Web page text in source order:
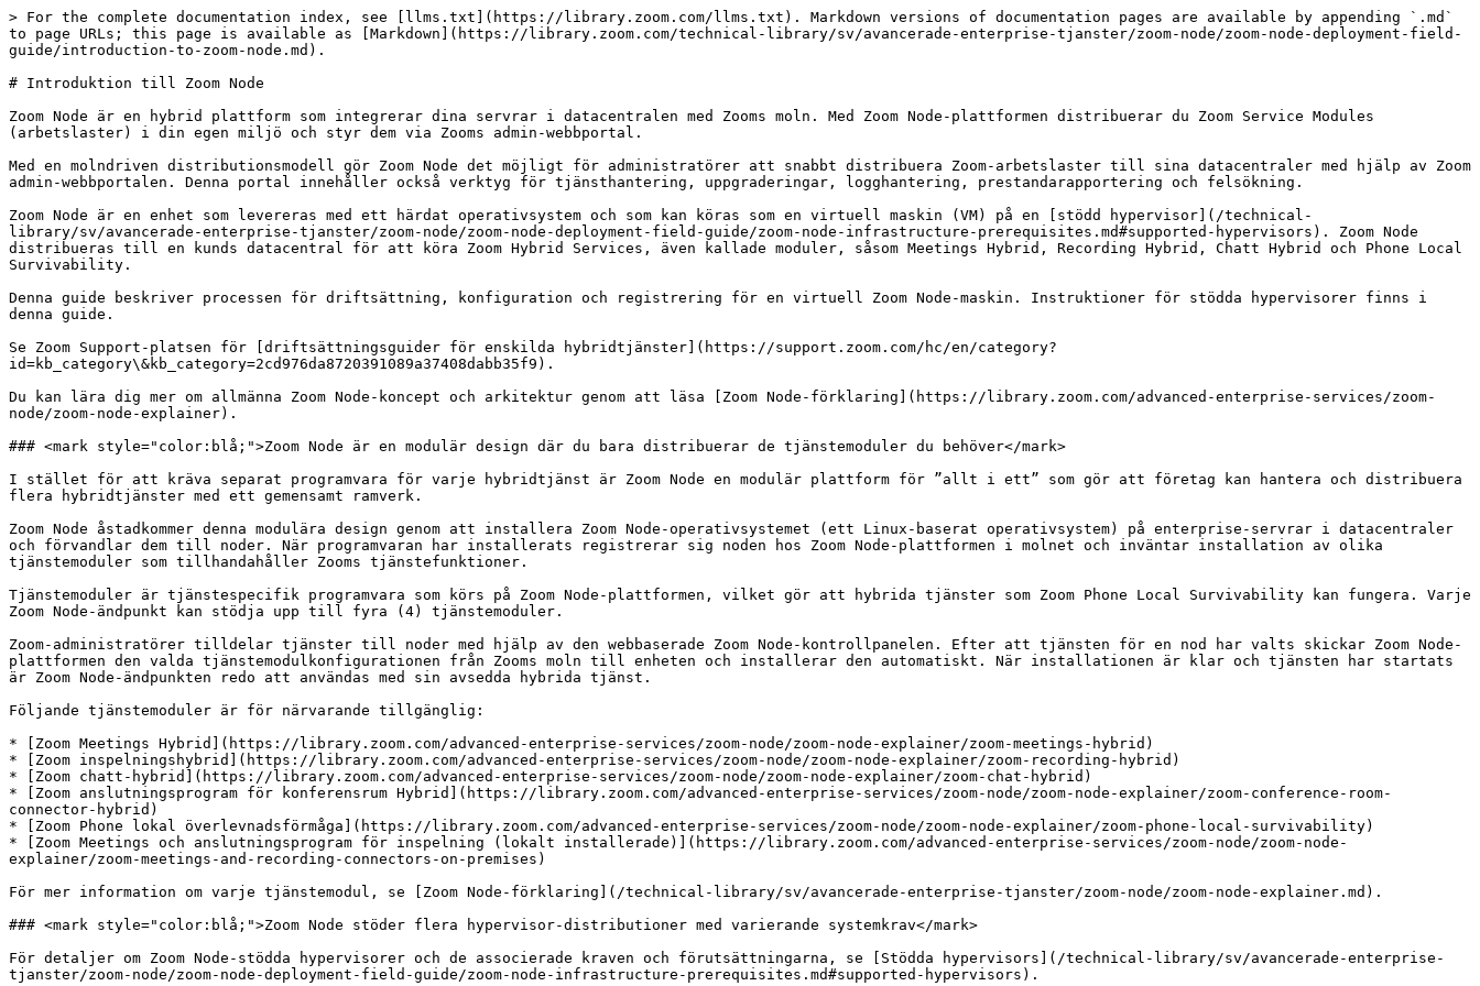
> For the complete documentation index, see [llms.txt](https://library.zoom.com/llms.txt). Markdown versions of documentation pages are available by appending `.md`
to page URLs; this page is available as [Markdown](https://library.zoom.com/technical-library/sv/avancerade-enterprise-tjanster/zoom-node/zoom-node-deployment-field-
guide/introduction-to-zoom-node.md).
# Introduktion till Zoom Node
Zoom Node är en hybrid plattform som integrerar dina servrar i datacentralen med Zooms moln. Med Zoom Node-plattformen distribuerar du Zoom Service Modules
(arbetslaster) i din egen miljö och styr dem via Zooms admin-webbportal.
Med en molndriven distributionsmodell gör Zoom Node det möjligt för administratörer att snabbt distribuera Zoom-arbetslaster till sina datacentraler med hjälp av Zoom
admin-webbportalen. Denna portal innehåller också verktyg för tjänsthantering, uppgraderingar, logghantering, prestandarapportering och felsökning.
Zoom Node är en enhet som levereras med ett härdat operativsystem och som kan köras som en virtuell maskin (VM) på en [stödd hypervisor](/technical-
library/sv/avancerade-enterprise-tjanster/zoom-node/zoom-node-deployment-field-guide/zoom-node-infrastructure-prerequisites.md#supported-hypervisors). Zoom Node
distribueras till en kunds datacentral för att köra Zoom Hybrid Services, även kallade moduler, såsom Meetings Hybrid, Recording Hybrid, Chatt Hybrid och Phone Local
Survivability.
Denna guide beskriver processen för driftsättning, konfiguration och registrering för en virtuell Zoom Node-maskin. Instruktioner för stödda hypervisorer finns i
denna guide.
Se Zoom Support-platsen för [driftsättningsguider för enskilda hybridtjänster](https://support.zoom.com/hc/en/category?
id=kb_category\&kb_category=2cd976da8720391089a37408dabb35f9).
Du kan lära dig mer om allmänna Zoom Node-koncept och arkitektur genom att läsa [Zoom Node-förklaring](https://library.zoom.com/advanced-enterprise-services/zoom-
node/zoom-node-explainer).
### <mark style="color:blå;">Zoom Node är en modulär design där du bara distribuerar de tjänstemoduler du behöver</mark>
I stället för att kräva separat programvara för varje hybridtjänst är Zoom Node en modulär plattform för ”allt i ett” som gör att företag kan hantera och distribuera
flera hybridtjänster med ett gemensamt ramverk.
Zoom Node åstadkommer denna modulära design genom att installera Zoom Node-operativsystemet (ett Linux-baserat operativsystem) på enterprise-servrar i datacentraler
och förvandlar dem till noder. När programvaran har installerats registrerar sig noden hos Zoom Node-plattformen i molnet och inväntar installation av olika
tjänstemoduler som tillhandahåller Zooms tjänstefunktioner.
Tjänstemoduler är tjänstespecifik programvara som körs på Zoom Node-plattformen, vilket gör att hybrida tjänster som Zoom Phone Local Survivability kan fungera. Varje
Zoom Node-ändpunkt kan stödja upp till fyra (4) tjänstemoduler.
Zoom-administratörer tilldelar tjänster till noder med hjälp av den webbaserade Zoom Node-kontrollpanelen. Efter att tjänsten för en nod har valts skickar Zoom Node-
plattformen den valda tjänstemodulkonfigurationen från Zooms moln till enheten och installerar den automatiskt. När installationen är klar och tjänsten har startats
är Zoom Node-ändpunkten redo att användas med sin avsedda hybrida tjänst.
Följande tjänstemoduler är för närvarande tillgänglig:
* [Zoom Meetings Hybrid](https://library.zoom.com/advanced-enterprise-services/zoom-node/zoom-node-explainer/zoom-meetings-hybrid)
* [Zoom inspelningshybrid](https://library.zoom.com/advanced-enterprise-services/zoom-node/zoom-node-explainer/zoom-recording-hybrid)
* [Zoom chatt-hybrid](https://library.zoom.com/advanced-enterprise-services/zoom-node/zoom-node-explainer/zoom-chat-hybrid)
* [Zoom anslutningsprogram för konferensrum Hybrid](https://library.zoom.com/advanced-enterprise-services/zoom-node/zoom-node-explainer/zoom-conference-room-
connector-hybrid)
* [Zoom Phone lokal överlevnadsförmåga](https://library.zoom.com/advanced-enterprise-services/zoom-node/zoom-node-explainer/zoom-phone-local-survivability)
* [Zoom Meetings och anslutningsprogram för inspelning (lokalt installerade)](https://library.zoom.com/advanced-enterprise-services/zoom-node/zoom-node-
explainer/zoom-meetings-and-recording-connectors-on-premises)
För mer information om varje tjänstemodul, se [Zoom Node-förklaring](/technical-library/sv/avancerade-enterprise-tjanster/zoom-node/zoom-node-explainer.md).
### <mark style="color:blå;">Zoom Node stöder flera hypervisor-distributioner med varierande systemkrav</mark>
För detaljer om Zoom Node-stödda hypervisorer och de associerade kraven och förutsättningarna, se [Stödda hypervisors](/technical-library/sv/avancerade-enterprise-
tjanster/zoom-node/zoom-node-deployment-field-guide/zoom-node-infrastructure-prerequisites.md#supported-hypervisors).